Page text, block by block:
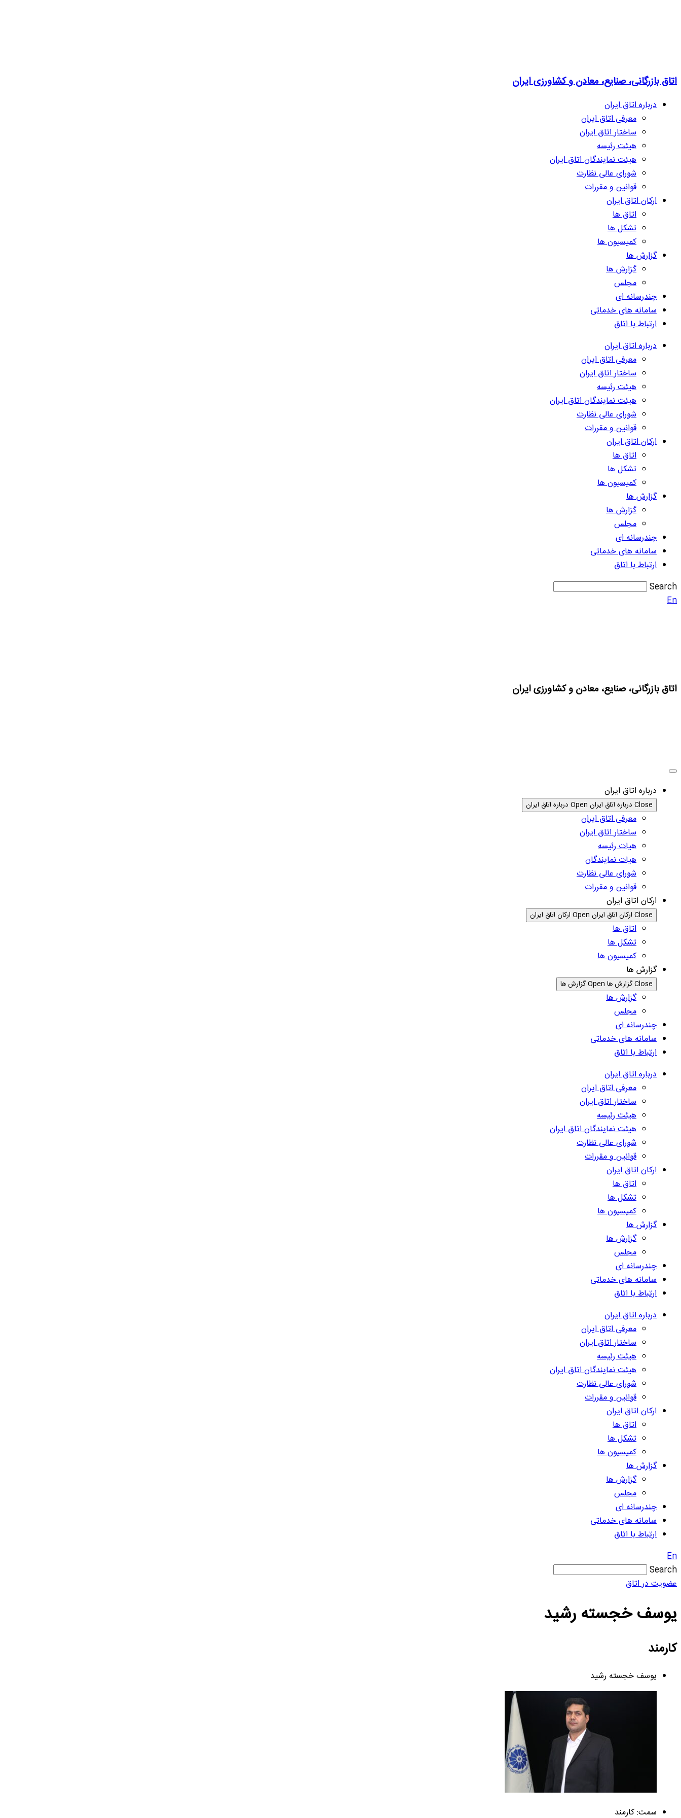
اتاق بازرگانی، صنایع، معادن و کشاورزی ایران
درباره اتاق ایران
معرفی اتاق ایران
ساختار اتاق ایران
هیئت رئیسه
هیئت نمایندگان اتاق ایران
شورای عالی نظارت
قوانین و مقررات
ارکان اتاق ایران
اتاق ها
تشکل ها
کمیسیون ها
گزارش ها
گزارش ها
مجلس
چندرسانه ای
سامانه های خدماتی
ارتباط با اتاق
درباره اتاق ایران
معرفی اتاق ایران
ساختار اتاق ایران
هیئت رئیسه
هیئت نمایندگان اتاق ایران
شورای عالی نظارت
قوانین و مقررات
ارکان اتاق ایران
اتاق ها
تشکل ها
کمیسیون ها
گزارش ها
گزارش ها
مجلس
چندرسانه ای
سامانه های خدماتی
ارتباط با اتاق
Search
En
اتاق بازرگانی، صنایع، معادن و کشاورزی ایران
درباره اتاق ایران
Close درباره اتاق ایران Open درباره اتاق ایران
معرفی اتاق ایران
ساختار اتاق ایران
هیات رئیسه
هیات نمایندگان
شورای عالی نظارت
قوانین و مقررات
ارکان اتاق ایران
Close ارکان اتاق ایران Open ارکان اتاق ایران
اتاق ها
تشکل ها
کمیسیون ها
گزارش ها
Close گزارش ها Open گزارش ها
گزارش ها
مجلس
چندرسانه ای
سامانه های خدماتی
ارتباط با اتاق
درباره اتاق ایران
معرفی اتاق ایران
ساختار اتاق ایران
هیئت رئیسه
هیئت نمایندگان اتاق ایران
شورای عالی نظارت
قوانین و مقررات
ارکان اتاق ایران
اتاق ها
تشکل ها
کمیسیون ها
گزارش ها
گزارش ها
مجلس
چندرسانه ای
سامانه های خدماتی
ارتباط با اتاق
درباره اتاق ایران
معرفی اتاق ایران
ساختار اتاق ایران
هیئت رئیسه
هیئت نمایندگان اتاق ایران
شورای عالی نظارت
قوانین و مقررات
ارکان اتاق ایران
اتاق ها
تشکل ها
کمیسیون ها
گزارش ها
گزارش ها
مجلس
چندرسانه ای
سامانه های خدماتی
ارتباط با اتاق
En
Search
عضویت در اتاق
یوسف خجسته رشید
کارمند
یوسف خجسته رشید
سمت: کارمند